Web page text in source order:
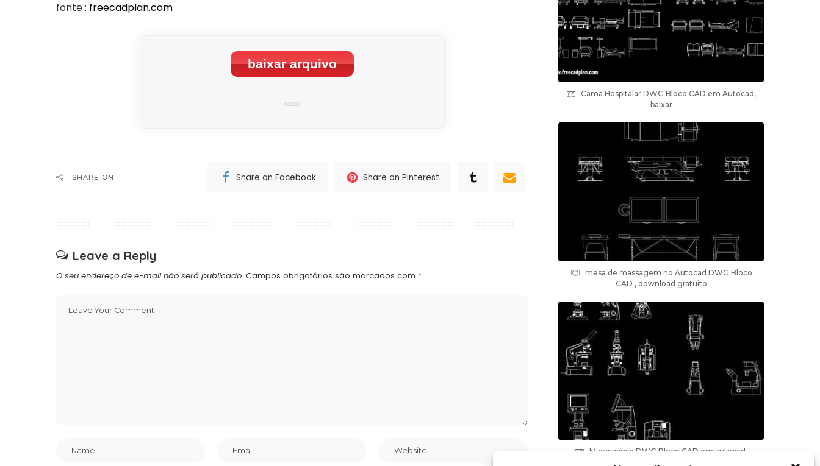
fonte : freecadplan.com
baixar arquivo
SHARE ON Share on Facebook Share on Pinterest
Leave a Reply
O seu endereço de e-mail não será publicado. Campos obrigatórios são marcados com *
Cama Hospitalar DWG Bloco CAD em Autocad,
baixar
mesa de massagem no Autocad DWG Bloco
CAD , download gratuito
Microscópio DWG Bloco CAD em autocad,